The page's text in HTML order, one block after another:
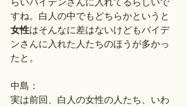
すね。白人の中でもどちらかというと
女性はそんなに差はないけどもバイデ
ンさんに入れた人たちのほうが多かっ
たと。
中島：
実は前回、白人の女性の人たち、いわ